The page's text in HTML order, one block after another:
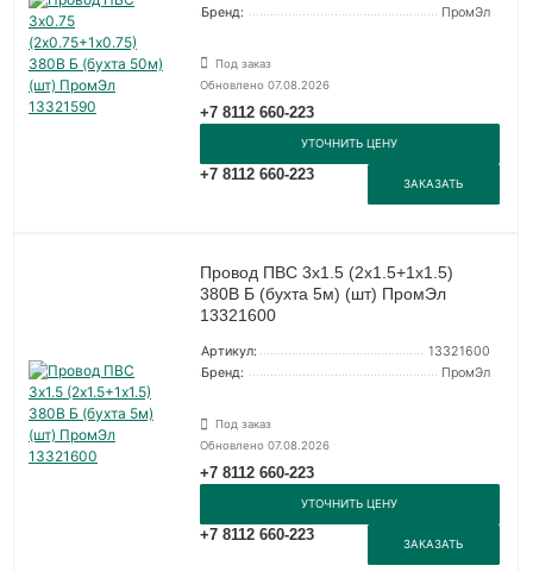
Бренд:
ПромЭл
Под заказ
Обновлено 07.08.2026
+7 8112 660-223
УТОЧНИТЬ ЦЕНУ
+7 8112 660-223
ЗАКАЗАТЬ
Провод ПВС 3х1.5 (2х1.5+1х1.5)
380В Б (бухта 5м) (шт) ПромЭл
13321600
Артикул:
13321600
Бренд:
ПромЭл
Под заказ
Обновлено 07.08.2026
+7 8112 660-223
УТОЧНИТЬ ЦЕНУ
+7 8112 660-223
ЗАКАЗАТЬ